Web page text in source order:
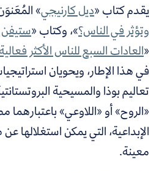
يقدم كتاب «ديل كارنيجي»
وتؤثر في الناس؟»، وكتاب «ستيفن
«العادات السبع للناس الأكثر فعالية
في هذا الإطار، ويحويان
تعاليم بوذا والمسيحية
«الروح» أو «اللاوعي» باعتبارهما
الإبداعية، التي يمكن استغلالها
معينة.